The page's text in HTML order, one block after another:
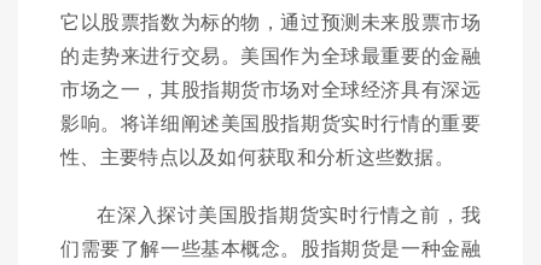
它以股票指数为标的物，通过预测未来股票市场
的走势来进行交易。美国作为全球最重要的金融
市场之一，其股指期货市场对全球经济具有深远
影响。将详细阐述美国股指期货实时行情的重要
性、主要特点以及如何获取和分析这些数据。
在深入探讨美国股指期货实时行情之前，我
们需要了解一些基本概念。股指期货是一种金融